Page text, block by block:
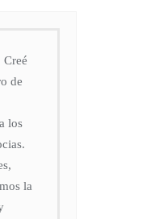
Creé
de
los
la